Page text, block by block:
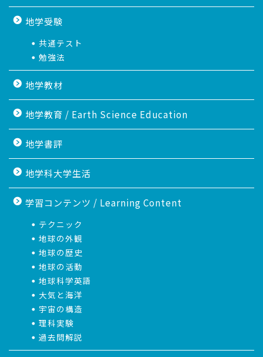
地学受験
共通テスト
勉強法
地学教材
地学教育 / Earth Science Education
地学書評
地学科大学生活
学習コンテンツ / Learning Content
テクニック
地球の外観
地球の歴史
地球の活動
地球科学英語
大気と海洋
宇宙の構造
理科実験
過去問解説